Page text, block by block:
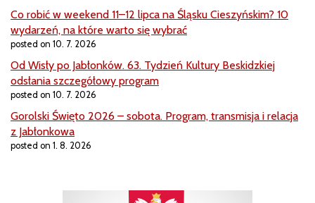
Co robić w weekend 11–12 lipca na Śląsku Cieszyńskim? 10
wydarzeń, na które warto się wybrać
posted on 10. 7. 2026
Od Wisły po Jabłonków. 63. Tydzień Kultury Beskidzkiej
odsłania szczegółowy program
posted on 10. 7. 2026
Gorolski Święto 2026 – sobota. Program, transmisja i relacja
z Jabłonkowa
posted on 1. 8. 2026